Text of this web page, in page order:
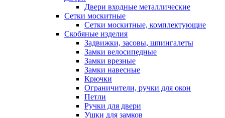
Двери входные металлические
Сетки москитные
Сетки москитные, комплектующие
Скобяные изделия
Задвижки, засовы, шпингалеты
Замки велосипедные
Замки врезные
Замки навесные
Крючки
Ограничители, ручки для окон
Петли
Ручки для двери
Ушки для замков